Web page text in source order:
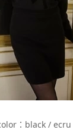
：black /